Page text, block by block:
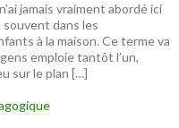
jamais vraiment abordé ici
dans les
à la maison. Ce terme va
emploie tantôt l’un,
sur le plan […]